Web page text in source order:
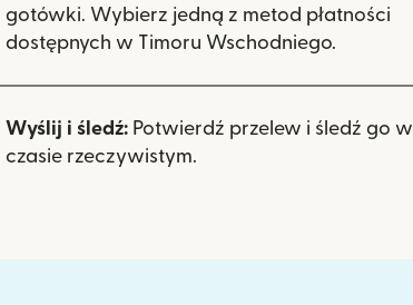
gotówki. Wybierz jedną z metod płatności
dostępnych w Timoru Wschodniego.
Wyślij i śledź: Potwierdź przelew i śledź go w
czasie rzeczywistym.